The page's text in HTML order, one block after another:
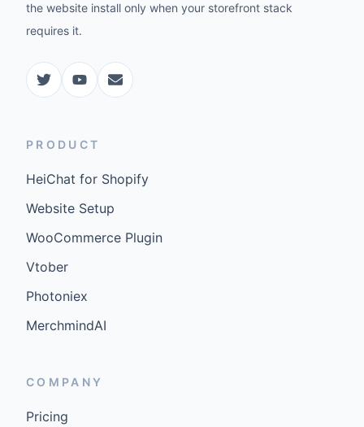
the website install only when your storefront stack
requires it.
PRODUCT
HeiChat for Shopify
Website Setup
WooCommerce Plugin
Vtober
Photoniex
MerchmindAI
COMPANY
Pricing